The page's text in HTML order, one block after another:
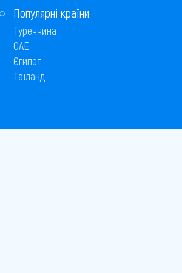
Популярні країни
Туреччина
ОАЕ
Єгипет
Таїланд